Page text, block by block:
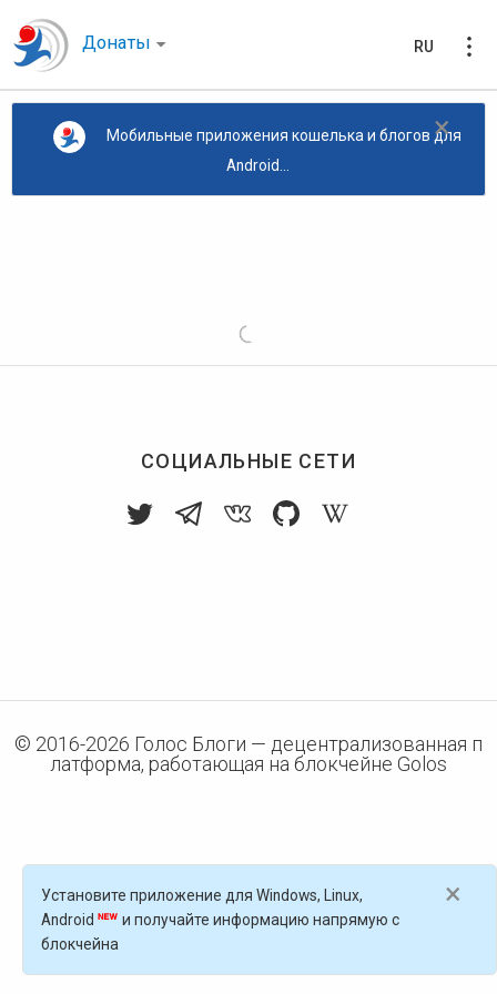
Донаты RU
×
Мобильные приложения кошелька и блогов для
Android...
СОЦИАЛЬНЫЕ СЕТИ
© 2016-2026 Голос Блоги — децентрализованная п
латформа, работающая на блокчейне Golos
×
Установите приложение для Windows, Linux,
Android
и получайте информацию напрямую с
блокчейна